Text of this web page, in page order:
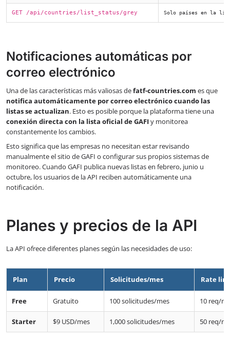
GET /api/countries/list_status/grey Solo países en la
Notificaciones automáticas por
correo electrónico
Una de las características más valiosas defatf-countries.com es que
notifica automáticamente por correo electrónico cuando las
listas se actualizan. Esto es posible porque la plataforma tiene una
conexión directa con la lista oficial de GAFIy monitorea
constantemente los cambios.
Esto significa que las empresas no necesitan estar revisando
manualmente el sitio de GAFI o configurar sus propios sistemas de
monitoreo. Cuando GAFI publica nuevas listas en febrero, junio u
octubre, los usuarios de la API reciben automáticamente una
notificación.
Planes y precios de la API
La API ofrece diferentes planes según las necesidades de uso:
Plan Precio Solicitudes/mes Rate
Free Gratuito 100 solicitudes/mes 10 req/
Starter $9 USD/mes 1,000 solicitudes/mes 50 req/